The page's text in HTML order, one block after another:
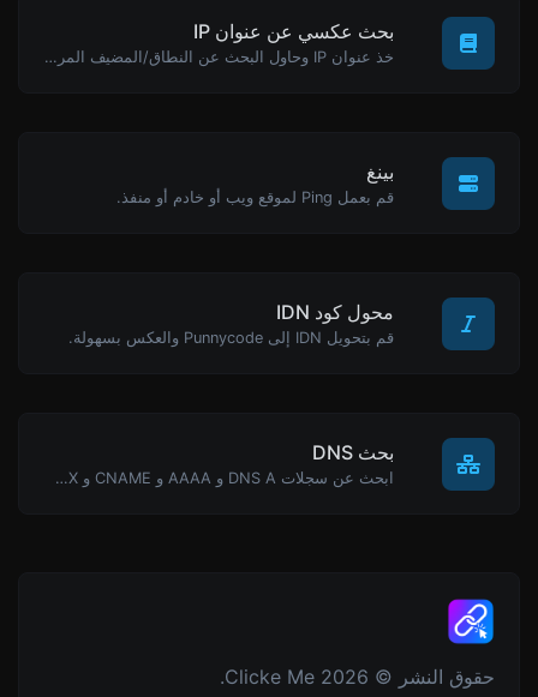
بحث عكسي عن عنوان IP
خذ عنوان IP وحاول البحث عن النطاق/المضيف المرتبط به.
بينغ
قم بعمل Ping لموقع ويب أو خادم أو منفذ.
محول كود IDN
قم بتحويل IDN إلى Punnycode والعكس بسهولة.
بحث DNS
ابحث عن سجلات DNS A و AAAA و CNAME و MX و NS و TXT و SOA لمضيف.
حقوق النشر © 2026 Clicke Me.